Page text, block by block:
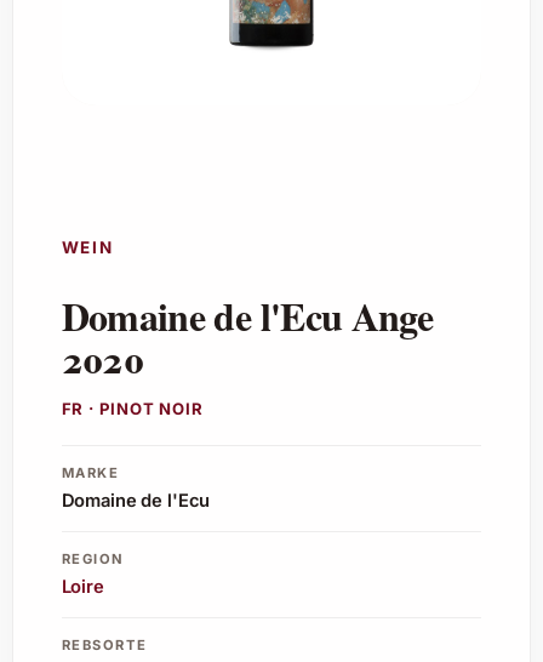
WEIN
Domaine de l'Ecu Ange
2020
FR · PINOT NOIR
MARKE
Domaine de l'Ecu
REGION
Loire
REBSORTE